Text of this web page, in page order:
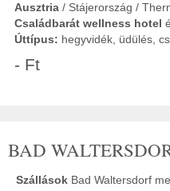
Ausztria / Stájerország /
Családbarát wellness hotel
Úttípus: hegyvidék, üdülés,
- Ft
BAD
Szállások Bad Waltersdorf